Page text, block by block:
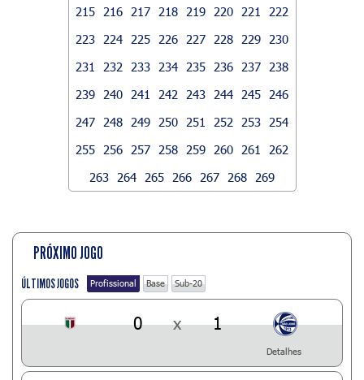
215
216 217 218 219 220 221
222
223
224 225 226 227 228 229
230
231
232 233 234 235 236 237
238
239
240 241 242 243 244 245
246
247
248 249 250 251 252 253
254
255
256 257 258 259 260 261
262
263
264 265 266 267 268 269
PRÓXIMO JOGO
ÚLTIMOS JOGOS Profissional Base Sub-20
0 x 1
Detalhes